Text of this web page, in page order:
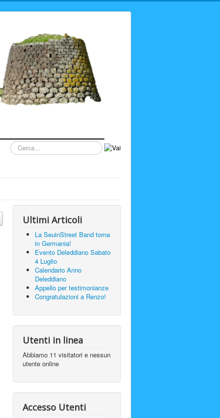
Cerca...
Ultimi Articoli
La SeuinStreet Band torna
in Germania!
Evento Deleddiano Sabato
4 Luglio
Calendario Anno
Deleddiano
Appello per testimonianze
Congratulazioni a Renzo!
Utenti in linea
Abbiamo 11 visitatori e nessun
utente online
Accesso Utenti